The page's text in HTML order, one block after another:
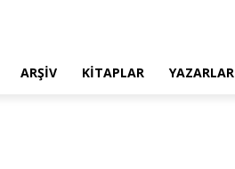
ARŞIV KITAPLAR YAZARLAR